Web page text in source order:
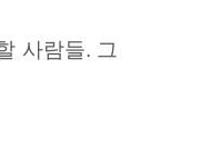
사람들. 그